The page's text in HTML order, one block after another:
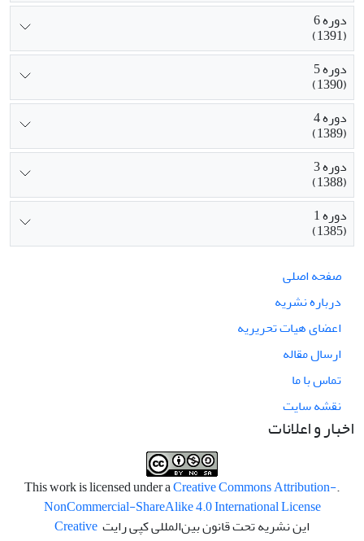
دوره 6
(1391)
دوره 5
(1390)
دوره 4
(1389)
دوره 3
(1388)
دوره 1
(1385)
صفحه اصلی
درباره نشریه
اعضای هیات تحریریه
ارسال مقاله
تماس با ما
نقشه سایت
اخبار و اعلانات
.This work is licensed under a
Creative Commons Attribution-
NonCommercial-ShareAlike 4.0 International License
این نشریه تحت قانون بین‌المللی کپی رایت Creative